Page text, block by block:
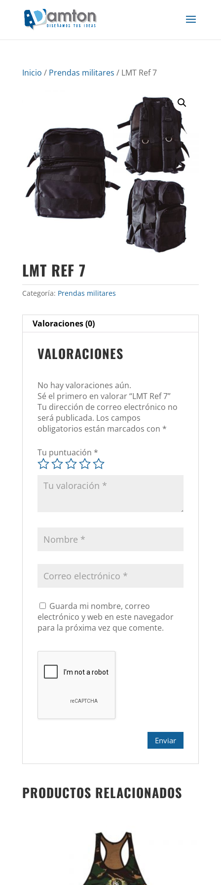
Inicio / Prendas militares / LMT Ref 7
LMT REF 7
Categoría: Prendas militares
Valoraciones (0)
VALORACIONES
No hay valoraciones aún.
Sé el primero en valorar “LMT Ref 7”
Tu dirección de correo electrónico no
será publicada. Los campos
obligatorios están marcados con *
Tu puntuación *
Guarda mi nombre, correo
electrónico y web en este navegador
para la próxima vez que comente.
PRODUCTOS RELACIONADOS